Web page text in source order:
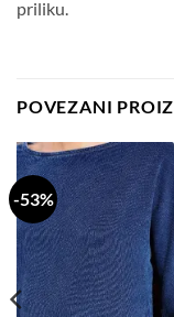
priliku.
POVEZANI
-53%